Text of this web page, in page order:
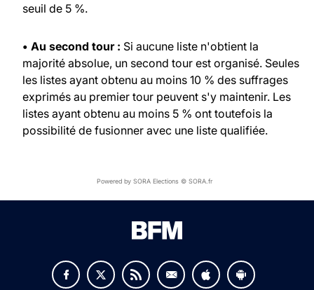
seuil de 5 %.
• Au second tour : Si aucune liste n'obtient la
majorité absolue, un second tour est organisé. Seules
les listes ayant obtenu au moins 10 % des suffrages
exprimés au premier tour peuvent s'y maintenir. Les
listes ayant obtenu au moins 5 % ont toutefois la
possibilité de fusionner avec une liste qualifiée.
Powered by SORA Elections © SORA.fr